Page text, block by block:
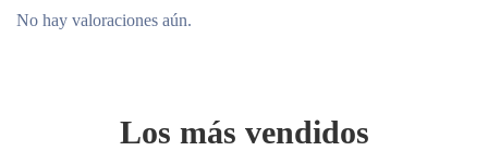
No hay valoraciones aún.
Los más vendidos